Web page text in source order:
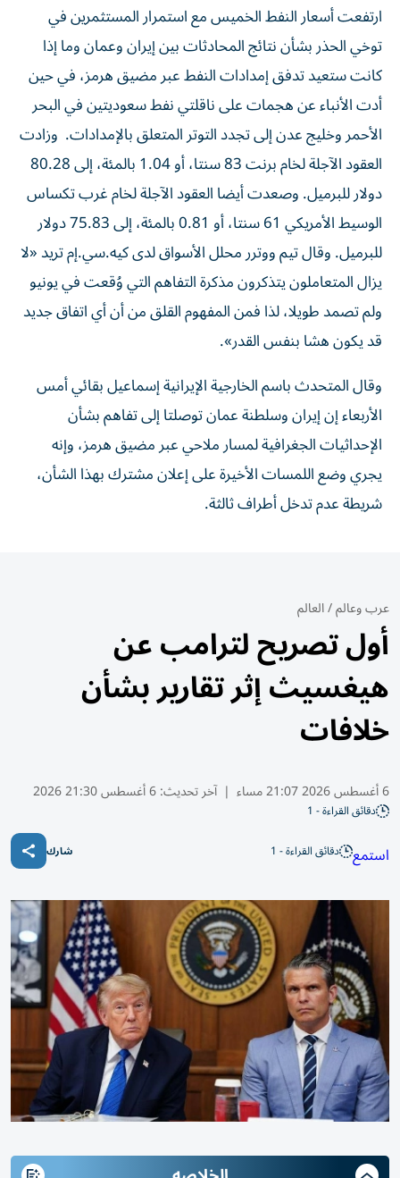
ارتفعت أسعار النفط الخميس مع استمرار المستثمرين في
توخي الحذر بشأن نتائج المحادثات بين إيران وعمان وما إذا
كانت ستعيد تدفق إمدادات النفط عبر مضيق هرمز، ‌في حين
أدت الأنباء عن هجمات على ناقلتي نفط سعوديتين في البحر
الأحمر وخليج عدن ​إلى تجدد التوتر المتعلق بالإمدادات. وزادت
العقود الآجلة لخام برنت 83 سنتا، ‌أو 1.04 بالمئة، إلى 80.28
‌دولار للبرميل. وصعدت أيضا العقود الآجلة لخام غرب تكساس
الوسيط الأمريكي 61 سنتا، أو 0.81 بالمئة، إلى 75.83 دولار
للبرميل. وقال تيم ووترر محلل الأسواق لدى كيه.سي.إم تريد «لا
يزال المتعاملون يتذكرون مذكرة التفاهم التي وُقعت ‌في يونيو
ولم تصمد طويلا، لذا فمن المفهوم القلق من أن أي اتفاق جديد
قد يكون هشا بنفس القدر».
وقال المتحدث باسم الخارجية الإيرانية إسماعيل بقائي أمس
الأربعاء إن إيران وسلطنة عمان توصلتا إلى تفاهم بشأن
الإحداثيات الجغرافية لمسار ملاحي عبر مضيق هرمز، وإنه
يجري وضع اللمسات الأخيرة على إعلان مشترك بهذا الشأن،
شريطة عدم تدخل أطراف ثالثة.
عرب وعالم/العالم
أول تصريح لترامب عن
هيغسيث إثر تقارير بشأن
خلافات
6 أغسطس 2026 21:07 مساء | آخر تحديث:6 أغسطس 21:30 2026
دقائق القراءة - 1
استمع دقائق القراءة - 1 شارك